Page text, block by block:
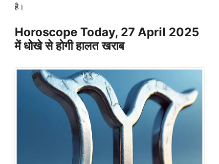
है।
Horoscope Today, 27 April 2025
में धोखे से होगी हालत खराब